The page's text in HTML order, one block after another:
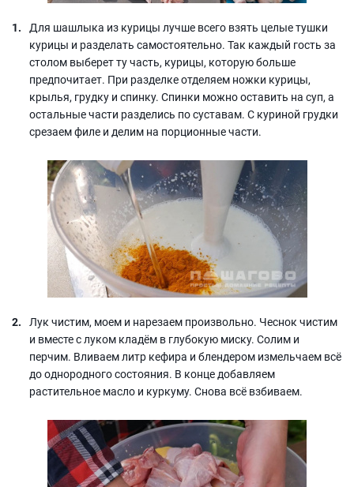
Для шашлыка из курицы лучше всего взять целые тушки
курицы и разделать самостоятельно. Так каждый гость за
столом выберет ту часть, курицы, которую больше
предпочитает. При разделке отделяем ножки курицы,
крылья, грудку и спинку. Спинки можно оставить на суп, а
остальные части разделись по суставам. С куриной грудки
срезаем филе и делим на порционные части.
Лук чистим, моем и нарезаем произвольно. Чеснок чистим
и вместе с луком кладём в глубокую миску. Солим и
перчим. Вливаем литр кефира и блендером измельчаем всё
до однородного состояния. В конце добавляем
растительное масло и куркуму. Снова всё взбиваем.